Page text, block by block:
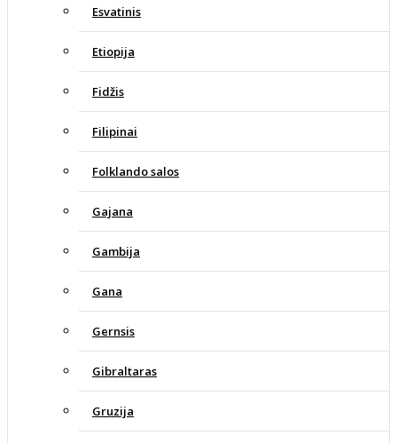
Esvatinis
Etiopija
Fidžis
Filipinai
Folklando salos
Gajana
Gambija
Gana
Gernsis
Gibraltaras
Gruzija